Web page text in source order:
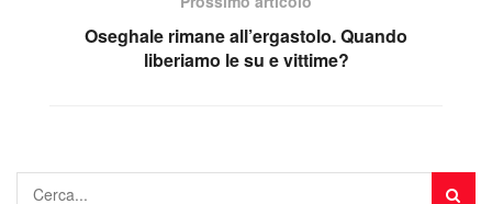
Oseghale rimane all’ergastolo. Quando
liberiamo le su e vittime?